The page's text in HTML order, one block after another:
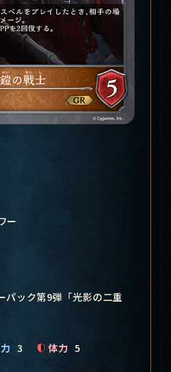
ー
パック第9弾「光影の二重
3 体力 5